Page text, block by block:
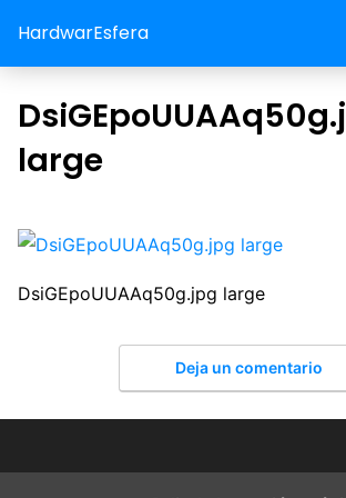
HardwarEsfera
large
DsiGEpoUUAAq50g.jpg large
Deja un comentario